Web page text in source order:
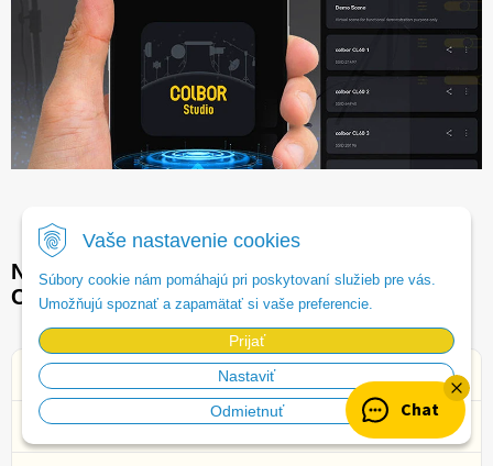
Vaše nastavenie cookies
Súbory cookie nám pomáhajú pri poskytovaní služieb pre vás.
Umožňujú spoznať a zapamätať si vaše preferencie.
Prijať
Nastaviť
Odmietnuť
Najčastejšie otázky – Colbor CL100X Bi-
Color COB LED svetlo | Fotovideoshop.sk
1. Pre koho je Colbor CL100X určené?
2. Aký typ svetla je Colbor CL100X?
Chat